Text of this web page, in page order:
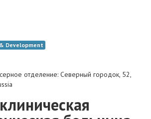
Development
отделение: Северный городок, 52,